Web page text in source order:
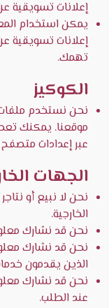
إعلانات تسويقية
يمكن استخدام
إعلانات تسويقية
تهمك.
الكوكيز
نحن نستخدم
موقعنا. يمكنك
عبر إعدادات
الجهات
نحن لا نبيع أو
الخارجية.
نحن قد نشارك
نحن قد نشارك
الذين يقدمون
نحن قد نشارك
عند الطلب.